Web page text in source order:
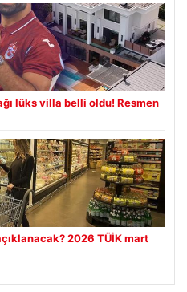
lüks villa belli oldu! Resmen
2026 TÜİK mart